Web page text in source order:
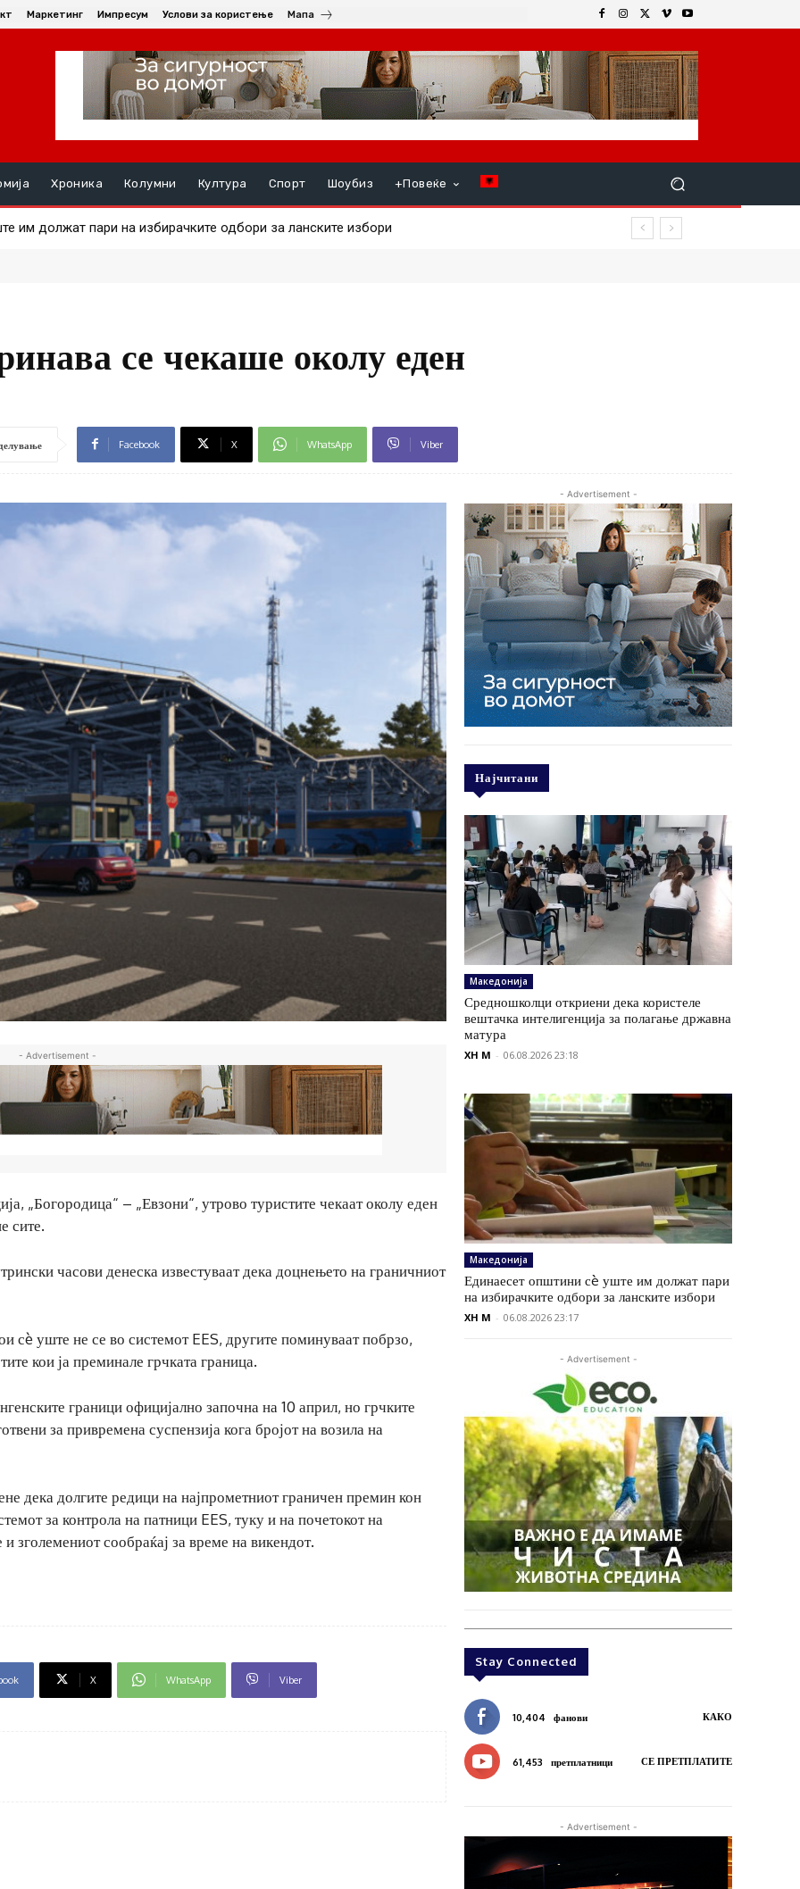
Маркетинг Импресум Услови за користење Мапа
Хроника Колумни Култура Спорт Шоубиз +Повеќе
им должат пари на избирачките одбори за ланските избори
на златото
се чекаше околу еден
Facebook X WhatsApp Viber
- Advertisement -
„Богородица“ – „Евзони“, утрово туристите чекаат околу еден
сите.
часови денеска известуваат дека доцнењето на граничниот
сè уште не се во системот EES, другите поминуваат побрзо,
кои ја преминале грчката граница.
граници официјално започна на 10 април, но грчките
за привремена суспензија кога бројот на возила на
дека долгите редици на најпрометниот граничен премин кон
за контрола на патници EES, туку и на почетокот на
зголемениот сообраќај за време на викендот.
X WhatsApp Viber
- Advertisement -
Најчитани
Македонија
Средношколци откриени дека користеле
вештачка интелигенција за полагање државна
матура
XH M - 06.08.2026 23:18
Македонија
Единаесет општини сè уште им должат пари
на избирачките одбори за ланските избори
XH M - 06.08.2026 23:17
- Advertisement -
Stay Connected
10,404 фанови КАКО
61,453 претплатници СЕ ПРЕТПЛАТИТЕ
- Advertisement -